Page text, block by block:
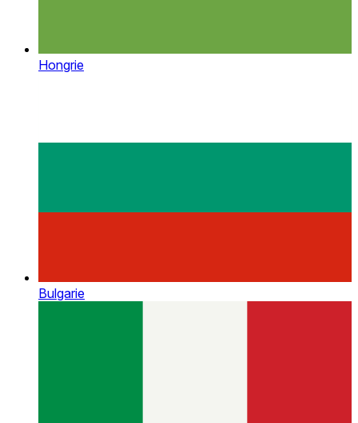
Hongrie
Bulgarie